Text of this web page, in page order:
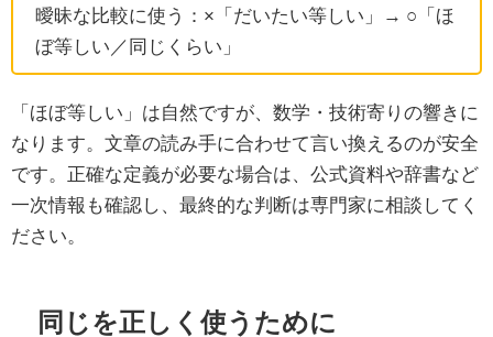
曖昧な比較に使う：×「だいたい等しい」→ ○「ほ
ぼ等しい／同じくらい」
「ほぼ等しい」は自然ですが、数学・技術寄りの響きに
なります。文章の読み手に合わせて言い換えるのが安全
です。正確な定義が必要な場合は、公式資料や辞書など
一次情報も確認し、最終的な判断は専門家に相談してく
ださい。
同じを正しく使うために